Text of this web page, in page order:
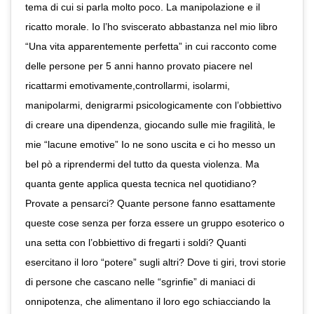
tema di cui si parla molto poco. La manipolazione e il
ricatto morale. Io l’ho sviscerato abbastanza nel mio libro
“Una vita apparentemente perfetta” in cui racconto come
delle persone per 5 anni hanno provato piacere nel
ricattarmi emotivamente,controllarmi, isolarmi,
manipolarmi, denigrarmi psicologicamente con l’obbiettivo
di creare una dipendenza, giocando sulle mie fragilità, le
mie “lacune emotive” Io ne sono uscita e ci ho messo un
bel pò a riprendermi del tutto da questa violenza. Ma
quanta gente applica questa tecnica nel quotidiano?
Provate a pensarci? Quante persone fanno esattamente
queste cose senza per forza essere un gruppo esoterico o
una setta con l’obbiettivo di fregarti i soldi? Quanti
esercitano il loro “potere” sugli altri? Dove ti giri, trovi storie
di persone che cascano nelle “sgrinfie” di maniaci di
onnipotenza, che alimentano il loro ego schiacciando la